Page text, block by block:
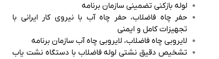
لوله بازکنی تضمینی سازمان برنامه
حفر چاه فاضلاب، حفر چاه آب با نیروی کار ایرانی با
تجهیزات کامل و ایمنی
لایروبی چاه فاضلاب، لایروبی چاه آب سازمان برنامه
تشخیص دقیق نشتی لوله فاضلاب با دستگاه نشت یاب